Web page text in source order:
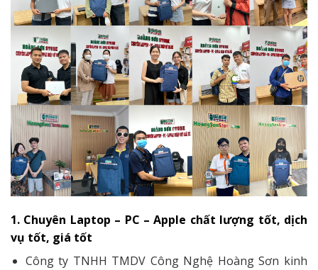
1. Chuyên Laptop – PC – Apple chất lượng tốt, dịch
vụ tốt, giá tốt
Công ty TNHH TMDV Công Nghệ Hoàng Sơn kinh